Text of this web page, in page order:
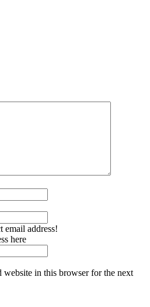
email address!
here
website in this browser for the next